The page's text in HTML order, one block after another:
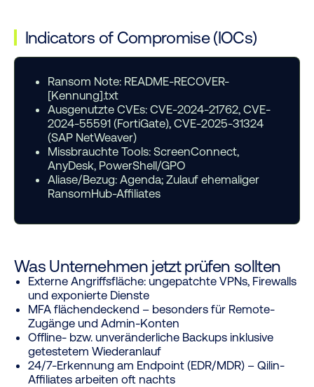
Indicators of Compromise (IOCs)
Ransom Note:README-RECOVER-
[Kennung].txt
Ausgenutzte CVEs:CVE-2024-21762, CVE-
2024-55591 (FortiGate), CVE-2025-31324
(SAP NetWeaver)
Missbrauchte Tools:ScreenConnect,
AnyDesk, PowerShell/GPO
Aliase/Bezug:Agenda; Zulauf ehemaliger
RansomHub-Affiliates
Was Unternehmen jetzt prüfen sollten
Externe Angriffsfläche: ungepatchte VPNs, Firewalls
und exponierte Dienste
MFA flächendeckend – besonders für Remote-
Zugänge und Admin-Konten
Offline- bzw. unveränderliche Backups inklusive
getestetem Wiederanlauf
24/7-Erkennung am Endpoint (EDR/MDR) – Qilin-
Affiliates arbeiten oft nachts